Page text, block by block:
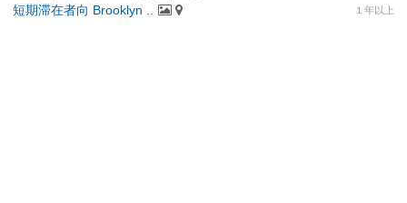
短期滞在者向 Brooklyn .. １年以上